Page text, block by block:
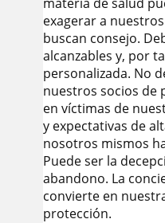
exagerar a
buscan consejo.
alcanzables y, por
personalizada. No
nuestros socios de
en víctimas de
y expectativas de
nosotros mismos
Puede ser la
abandono. La
convierte en
protección.